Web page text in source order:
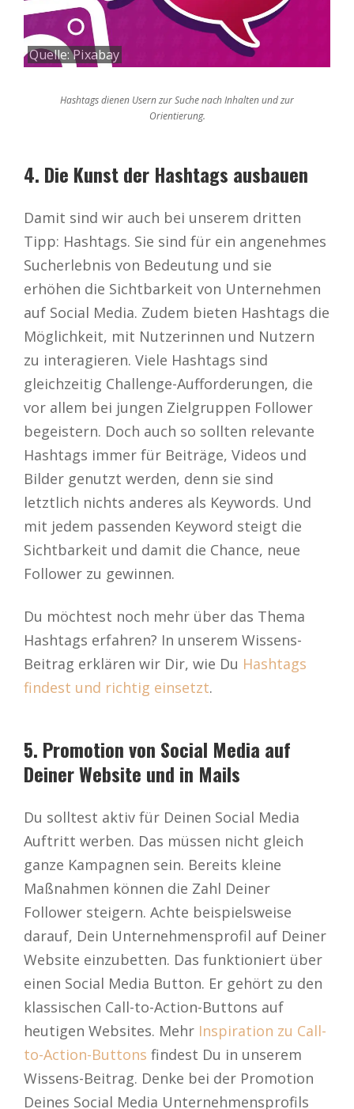
Quelle:Pixabay
Hashtags dienen Usern zur Suche nach Inhalten und zur
Orientierung.
4. Die Kunst der Hashtags ausbauen
Damit sind wir auch bei unserem dritten
Tipp: Hashtags. Sie sind für ein angenehmes
Sucherlebnis von Bedeutung und sie
erhöhen die Sichtbarkeit von Unternehmen
auf Social Media. Zudem bieten Hashtags die
Möglichkeit, mit Nutzerinnen und Nutzern
zu interagieren. Viele Hashtags sind
gleichzeitig Challenge-Aufforderungen, die
vor allem bei jungen Zielgruppen Follower
begeistern. Doch auch so sollten relevante
Hashtags immer für Beiträge, Videos und
Bilder genutzt werden, denn sie sind
letztlich nichts anderes als Keywords. Und
mit jedem passenden Keyword steigt die
Sichtbarkeit und damit die Chance, neue
Follower zu gewinnen.
Du möchtest noch mehr über das Thema
Hashtags erfahren? In unserem Wissens-
Beitrag erklären wir Dir, wie Du Hashtags
findest und richtig einsetzt.
5. Promotion von Social Media auf
Deiner Website und in Mails
Du solltest aktiv für Deinen Social Media
Auftritt werben. Das müssen nicht gleich
ganze Kampagnen sein. Bereits kleine
Maßnahmen können die Zahl Deiner
Follower steigern. Achte beispielsweise
darauf, Dein Unternehmensprofil auf Deiner
Website einzubetten. Das funktioniert über
einen Social Media Button. Er gehört zu den
klassischen Call-to-Action-Buttons auf
heutigen Websites. Mehr Inspiration zu Call-
to-Action-Buttons findest Du in unserem
Wissens-Beitrag. Denke bei der Promotion
Deines Social Media Unternehmensprofils